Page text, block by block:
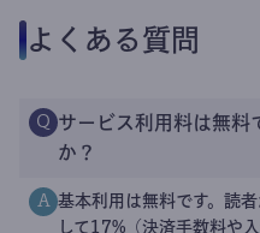
よくある質問
Q サービス利用料は無料
か？
A 基本利用は無料です。読
して17%（決済手数料や